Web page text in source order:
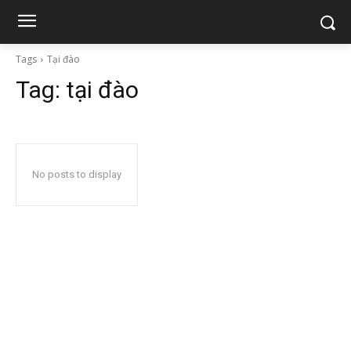
Tags Tại đào
Tag: tại đào
No posts to display